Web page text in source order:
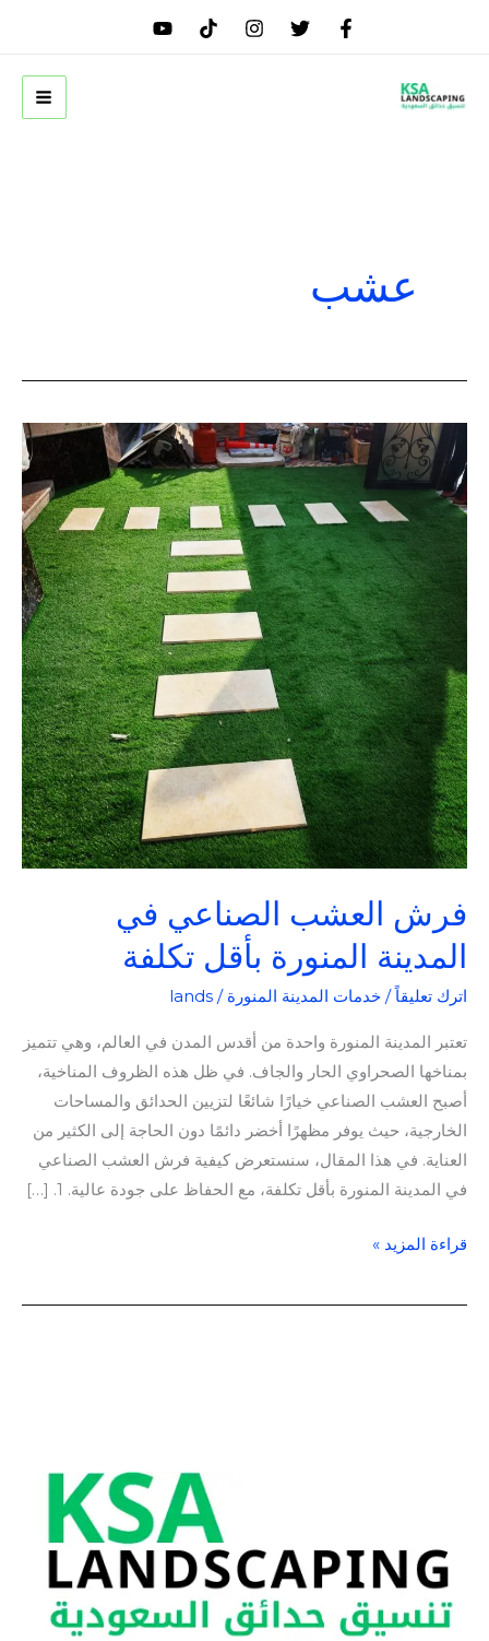
عشب
فرش العشب الصناعي في
المدينة المنورة بأقل تكلفة
اترك تعليقاً / خدمات المدينة المنورة /
lands
تعتبر المدينة المنورة واحدة من أقدس المدن في العالم، وهي تتميز
بمناخها الصحراوي الحار والجاف. في ظل هذه الظروف المناخية،
أصبح العشب الصناعي خيارًا شائعًا لتزيين الحدائق والمساحات
الخارجية، حيث يوفر مظهرًا أخضر دائمًا دون الحاجة إلى الكثير من
العناية. في هذا المقال، سنستعرض كيفية فرش العشب الصناعي
في المدينة المنورة بأقل تكلفة، مع الحفاظ على جودة عالية. 1. […]
فرش
العشب
الصناعي
المدينة
المنورة
بأقل
تكلفة
قراءة المزيد »